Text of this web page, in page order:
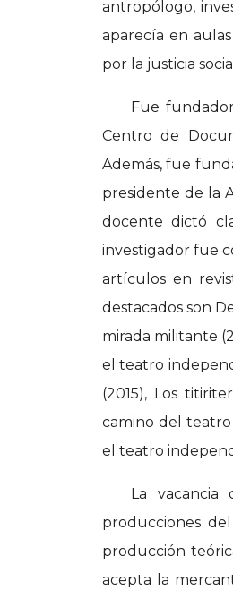
antropólogo,
aparecía en
por la justicia
Fue
Centro de
Además, fue
presidente de la
docente dictó
investigador fue
artículos en
destacados son
mirada militante
el teatro
(2015), Los
camino del
el teatro
La
producciones
producción
acepta la